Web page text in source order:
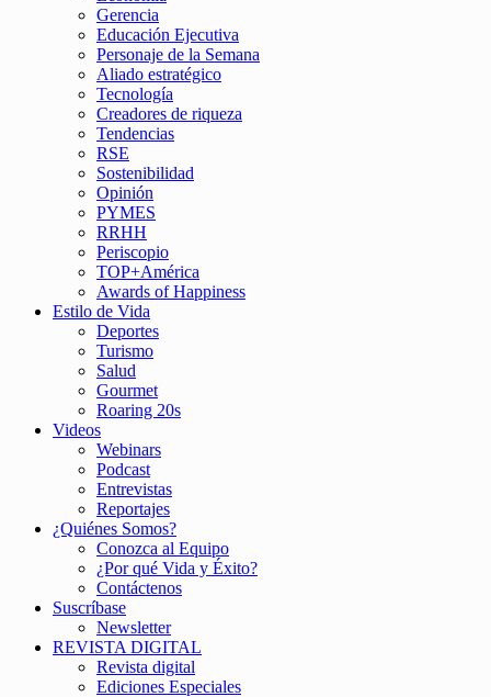
Gerencia
Educación Ejecutiva
Personaje de la Semana
Aliado estratégico
Tecnología
Creadores de riqueza
Tendencias
RSE
Sostenibilidad
Opinión
PYMES
RRHH
Periscopio
TOP+América
Awards of Happiness
Estilo de Vida
Deportes
Turismo
Salud
Gourmet
Roaring 20s
Videos
Webinars
Podcast
Entrevistas
Reportajes
¿Quiénes Somos?
Conozca al Equipo
¿Por qué Vida y Éxito?
Contáctenos
Suscríbase
Newsletter
REVISTA DIGITAL
Revista digital
Ediciones Especiales